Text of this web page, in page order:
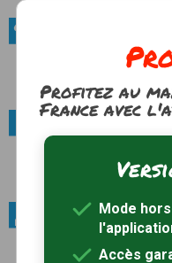
Etangs de la
Cité
Voir le
Patrimoine bâti /
Château du
Profitez au
France avec
Mode
Accès